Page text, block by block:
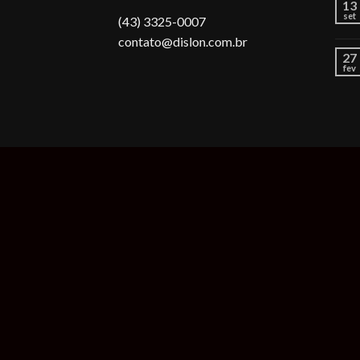
(43) 3325-0007
contato@dislon.com.br
13
set
27
fev